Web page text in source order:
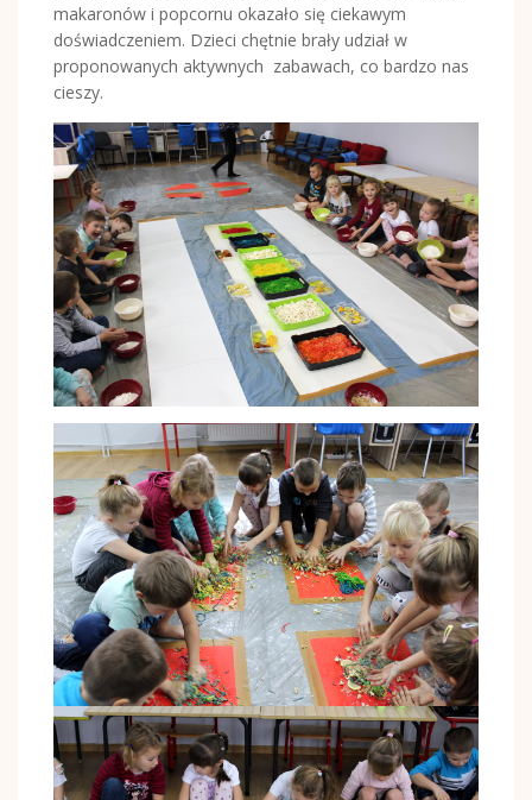
makaronów i popcornu okazało się ciekawym
doświadczeniem. Dzieci chętnie brały udział w
proponowanych aktywnych zabawach, co bardzo nas
cieszy.